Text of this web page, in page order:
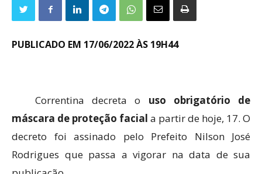
PUBLICADO EM 17/06/2022 ÀS 19H44
Correntina decreta o uso obrigatório de
máscara de proteção facial a partir de hoje, 17. O
decreto foi assinado pelo Prefeito Nilson José
Rodrigues que passa a vigorar na data de sua